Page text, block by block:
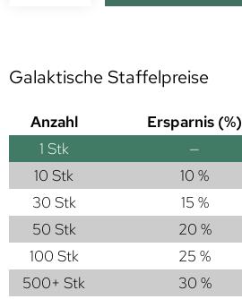
Galaktische Staffelpreise
Anzahl Ersparnis (%)
1 Stk —
10 Stk
10 %
30 Stk
15 %
50 Stk
20 %
100 Stk
25 %
500+ Stk
30 %